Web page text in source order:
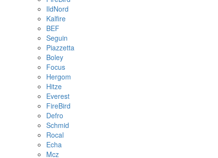
IldNord
Kalfire
BEF
Seguin
Piazzetta
Boley
Focus
Hergom
Hitze
Everest
FireBird
Defro
Schmid
Rocal
Echa
Mcz